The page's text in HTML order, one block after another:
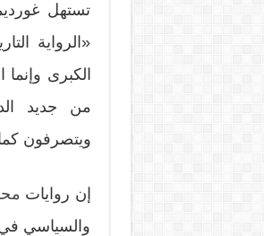
تستهل
«الرواية
الكبرى
من جديد
ويتصرفون
إن روايات
والسياسي في